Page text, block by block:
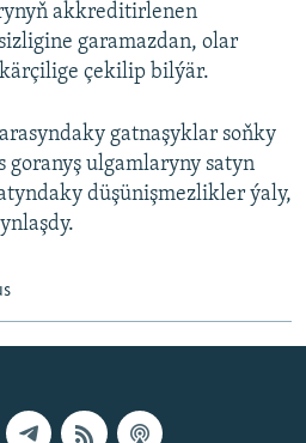
akkreditirlenen
garamazdan, olar
çekilip bilýär.
gatnaşyklar soňky
ulgamlaryny satyn
düşünişmezlikler ýaly,